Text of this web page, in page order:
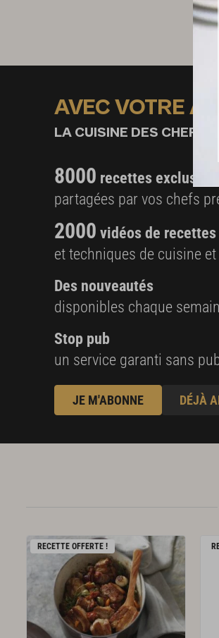
3 sucrines
3 cèpes bouchons à l’huile
9 olives noires de Nice
huile d’olive
gros sel gris
vinaigre balsamique
sel, poivre
AVEC VOTRE
LA CUISINE DES CHEFS,
8000 recettes exclusives
partagées par vos chefs
2000 vidéos de recettes
et techniques de cuisine
Des nouveautés
disponibles chaque
Stop pub
un service garanti sans
JE M'ABONNE DÉJÀ
RECETTE OFFERTE !